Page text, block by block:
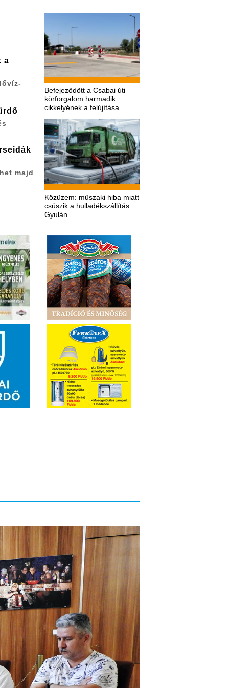
Befejeződött a Csabai úti
körforgalom harmadik
cikkelyének a felújítása
Közüzem: műszaki hiba miatt
csúszik a hulladékszállítás
Gyulán
a
majd